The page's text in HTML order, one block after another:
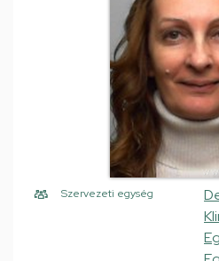
Szervezeti egység